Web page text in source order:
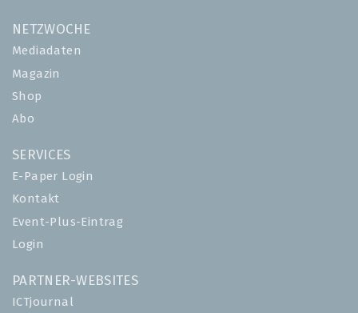
NETZWOCHE
Mediadaten
Magazin
Shop
Abo
SERVICES
E-Paper Login
Kontakt
Event-Plus-Eintrag
Login
PARTNER-WEBSITES
ICTjournal